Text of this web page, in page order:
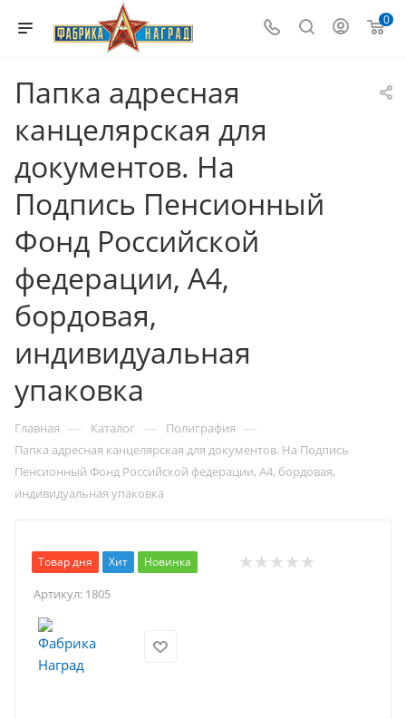
0
Папка адресная
канцелярская для
документов. На
Подпись Пенсионный
Фонд Российской
федерации, А4,
бордовая,
индивидуальная
упаковка
Главная — Каталог — Полиграфия —
Папка адресная канцелярская для документов. На Подпись
Пенсионный Фонд Российской федерации, А4, бордовая,
индивидуальная упаковка
Товар дня Хит Новинка
Артикул: 1805